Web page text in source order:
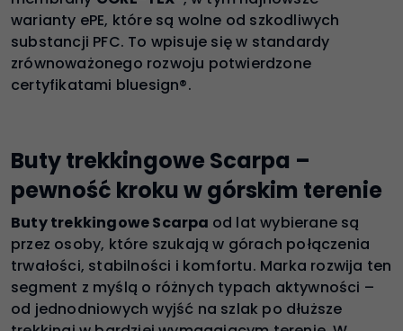
warianty ePE, które są wolne od szkodliwych
substancji PFC. To wpisuje się w standardy
zrównoważonego rozwoju potwierdzone
certyfikatami bluesign®.
Buty trekkingowe Scarpa –
pewność kroku w górskim terenie
Buty trekkingowe Scarpa od lat wybierane są
przez osoby, które szukają w górach połączenia
trwałości, stabilności i komfortu. Marka rozwija ten
segment z myślą o różnych typach aktywności –
od jednodniowych wyjść na szlak po dłuższe